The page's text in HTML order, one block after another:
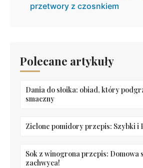
przetwory z czosnkiem
Polecane artykuły
Dania do słoika: obiad, który
smaczny
Zielone pomidory przepis: Szybki i
Sok z winogrona przepis: Domowa
zachwyca!